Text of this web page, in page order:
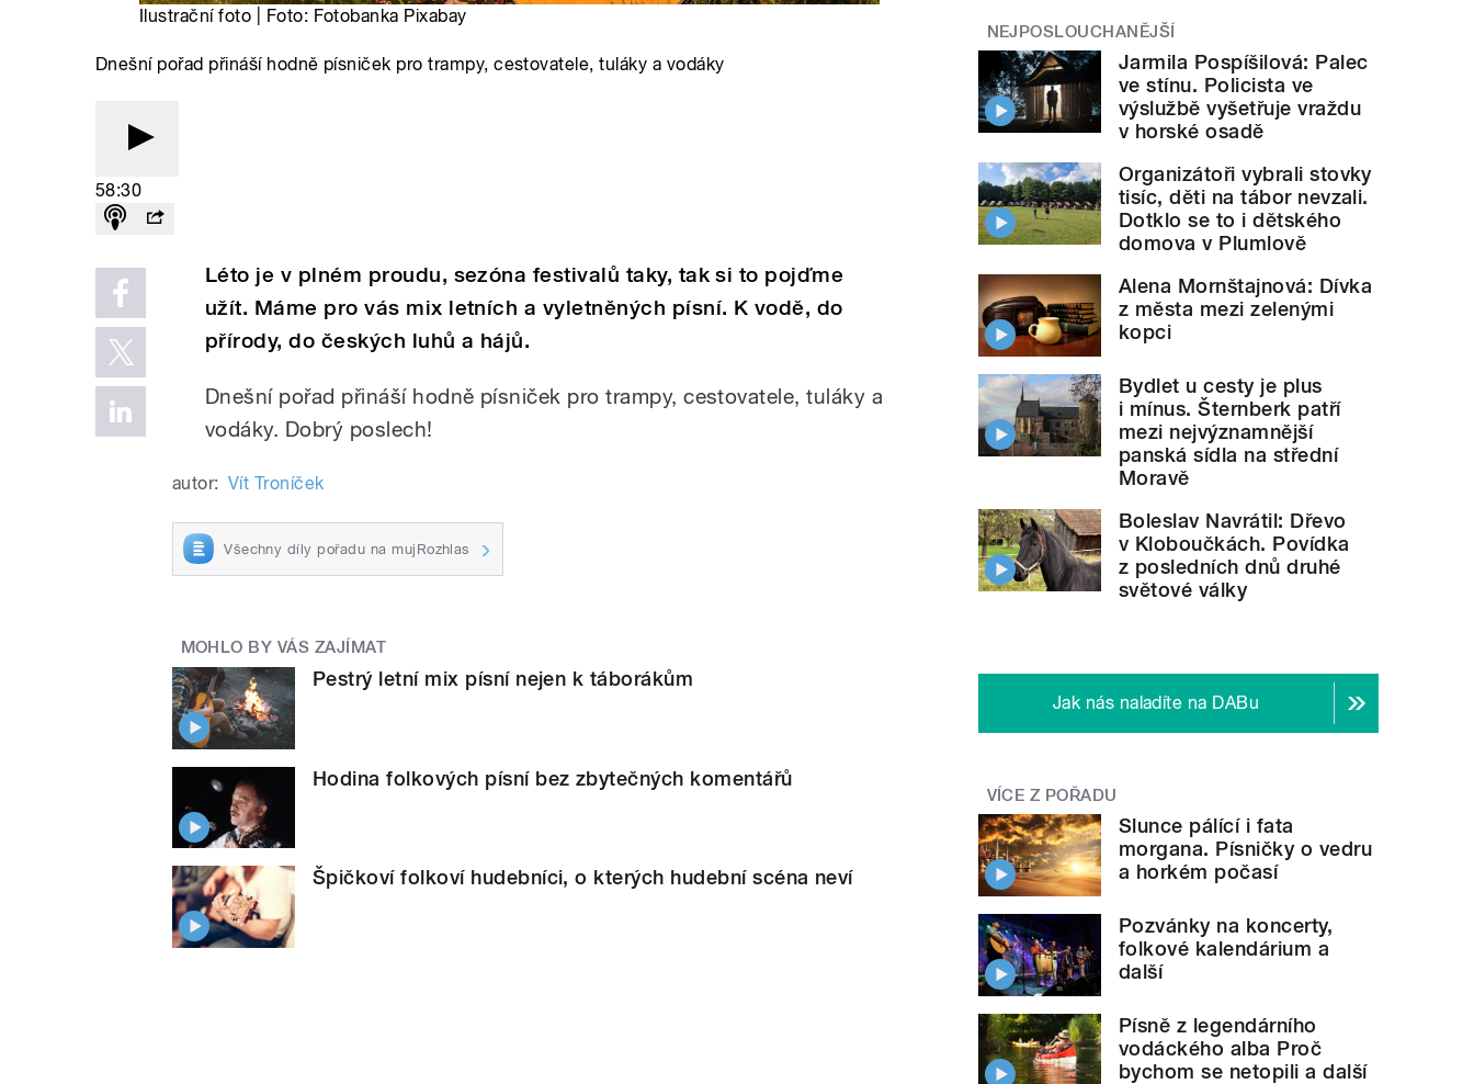
Ilustrační foto | Foto: Fotobanka Pixabay
Dnešní pořad přináší hodně písniček pro trampy, cestovatele, tuláky a vodáky
58:30
Léto je v plném proudu, sezóna festivalů taky, tak si to pojďme
užít. Máme pro vás mix letních a vyletněných písní. K vodě, do
přírody, do českých luhů a hájů.
Dnešní pořad přináší hodně písniček pro trampy, cestovatele, tuláky a
vodáky. Dobrý poslech!
autor: Vít Troníček
Všechny díly pořadu na mujRozhlas
MOHLO BY VÁS ZAJÍMAT
Pestrý letní mix písní nejen k táborákům
Hodina folkových písní bez zbytečných komentářů
Špičkoví folkoví hudebníci, o kterých hudební scéna neví
NEJPOSLOUCHANĚJŠÍ
Jarmila Pospíšilová: Palec
ve stínu. Policista ve
výslužbě vyšetřuje vraždu
v horské osadě
Organizátoři vybrali stovky
tisíc, děti na tábor nevzali.
Dotklo se to i dětského
domova v Plumlově
Alena Mornštajnová: Dívka
z města mezi zelenými
kopci
Bydlet u cesty je plus
i mínus. Šternberk patří
mezi nejvýznamnější
panská sídla na střední
Moravě
Boleslav Navrátil: Dřevo
v Kloboučkách. Povídka
z posledních dnů druhé
světové války
Jak nás naladíte na DABu
VÍCE Z POŘADU
Slunce pálící i fata
morgana. Písničky o vedru
a horkém počasí
Pozvánky na koncerty,
folkové kalendárium a
další
Písně z legendárního
vodáckého alba Proč
bychom se netopili a další